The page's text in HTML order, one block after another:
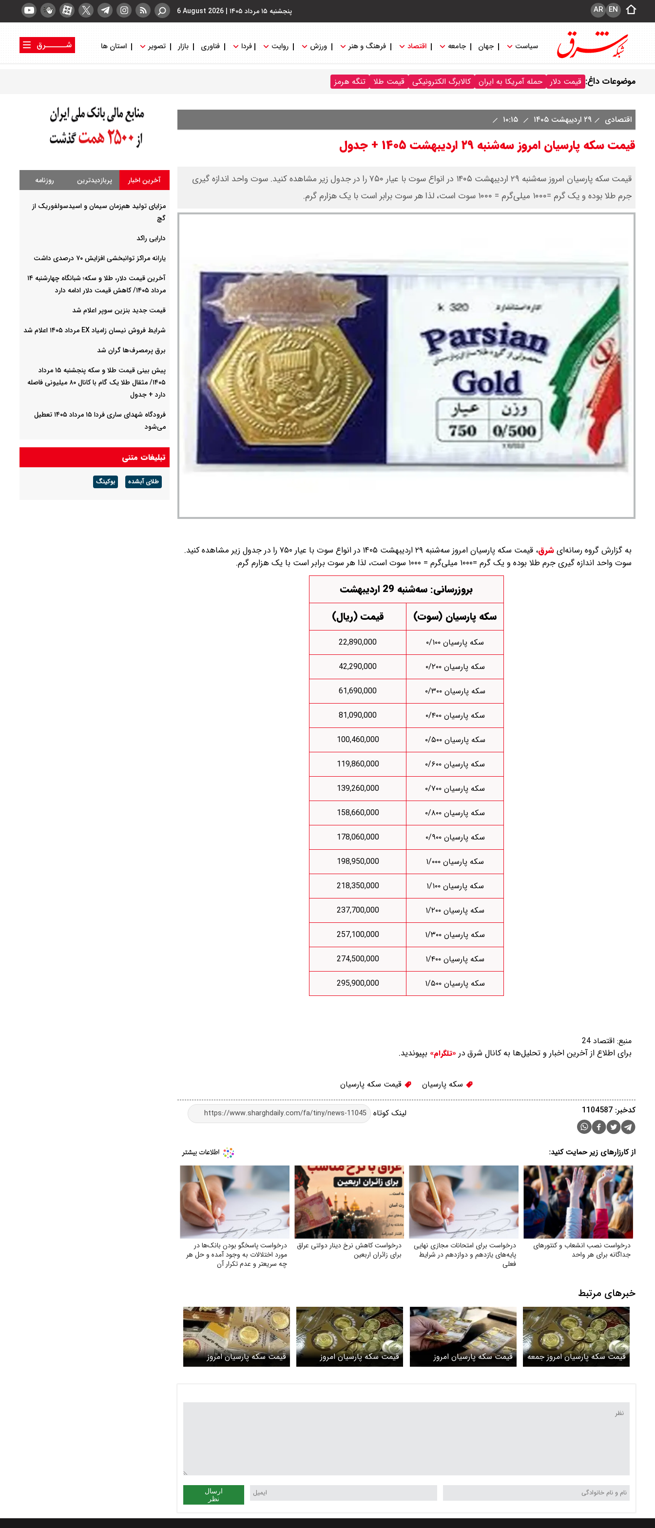
پنجشنبه ۱۵ مرداد ۱۴۰۵ |
6 August 2026 EN
AR
سیاست جهان جامعه اقتصاد فرهنگ و هنر ورزش روایت فردا فناوری بازار تصویر استان ها
شــــــرق
موضوعات داغ: قیمت دلار حمله آمریکا به ایران کالابرگ الکترونیکی قیمت طلا تنگه هرمز
اقتصادی ۲۹ اردیبهشت ۱۴۰۵
قیمت سکه پارسیان امروز سه‌شنبه ۲۹ اردیبهشت ۱۴۰۵ + جدول
قیمت سکه پارسیان امروز سه‌شنبه ۲۹ اردیبهشت ۱۴۰۵ در انواع سوت با عیار ۷۵۰ را در جدول زیر مشاهده کنید. سوت واحد اندازه گیری
جرم طلا بوده و یک گرم =۱۰۰۰ میلی‌گرم = ۱۰۰۰ سوت است، لذا هر سوت برابر است با یک هزارم گرم.
به گزارش گروه رسانه‌ایشرق،
قیمت سکه پارسیان امروز سه‌شنبه ۲۹ اردیبهشت ۱۴۰۵ در انواع سوت با عیار ۷۵۰ را در جدول زیر مشاهده کنید.
سوت واحد اندازه گیری جرم طلا بوده و یک گرم =۱۰۰۰ میلی‌گرم = ۱۰۰۰ سوت است، لذا هر سوت برابر است با یک هزارم گرم.
بروزرسانی: سه‌شنبه 29 اردیبهشت
سکه پارسیان (سوت)
قیمت (ریال)
سکه پارسیان ۰/۱۰۰
22,890,000
سکه پارسیان ۰/۲۰۰
42,290,000
سکه پارسیان ۰/۳۰۰
61,690,000
سکه پارسیان ۰/۴۰۰
81,090,000
سکه پارسیان ۰/۵۰۰
100,460,000
سکه پارسیان ۰/۶۰۰
119,860,000
سکه پارسیان ۰/۷۰۰
139,260,000
سکه پارسیان ۰/۸۰۰
158,660,000
سکه پارسیان ۰/۹۰۰
178,060,000
سکه پارسیان ۱/۰۰۰
198,950,000
سکه پارسیان ۱/۱۰۰
218,350,000
سکه پارسیان ۱/۲۰۰
237,700,000
سکه پارسیان ۱/۳۰۰
257,100,000
سکه پارسیان ۱/۴۰۰
274,500,000
سکه پارسیان ۱/۵۰۰
295,900,000
منبع: اقتصاد 24
برای اطلاع از آخرین اخبار و تحلیل‌ها به کانال شرق در «تلگرام» بپیوندید.
سکه پارسیان قیمت سکه پارسیان
لینک کوتاه کدخبر: 1104587
از کارزارهای زیر حمایت کنید:
درخواست نصب انشعاب و کنتورهای
جداگانه برای هر واحد
درخواست برای امتحانات مجازی نهایی
پایه‌های یازدهم و دوازدهم در شرایط
فعلی
درخواست کاهش نرخ دینار دولتی عراق
برای زائران اربعین
درخواست پاسخگو بودن بانک‌ها در
مورد اختلالات به وجود آمده و حل هر
چه سریعتر و عدم تکرار آن
خبرهای مرتبط
قیمت سکه پارسیان امروز جمعه
۲۵ اردیبهشت ۱۴۰۵ + جدول
قیمت سکه پارسیان امروز
سه‌شنبه ۲۲ اردیبهشت ۱۴۰۵ +
قیمت سکه پارسیان امروز
یکشنبه ۲۰ اردیبهشت ۱۴۰۵ +
قیمت سکه پارسیان امروز
پنجشنبه ۱۰ اردیبهشت ۱۴۰۵
ارسال
نظر
آخرین اخبار پربازدیدترین روزنامه
مزایای تولید هم‌زمان سیمان و اسیدسولفوریک از
گچ
دارایی راکد
یارانه مراکز توانبخشی افزایش ۷۰ درصدی داشت
آخرین قیمت دلار، طلا و سکه؛ شبانگاه چهارشنبه ۱۴
مرداد ۱۴۰۵/ کاهش قیمت دلار ادامه دارد
قیمت جدید بنزین سوپر اعلام شد
شرایط فروش نیسان زامیاد EX مرداد ۱۴۰۵ اعلام شد
برق پرمصرف‌ها گران شد
پیش‌ بینی قیمت طلا و سکه پنجشنبه ۱۵ مرداد
۱۴۰۵/ مثقال طلا یک گام با کانال ۸۰ میلیونی فاصله
دارد + جدول
فرودگاه شهدای ساری فردا ۱۵ مرداد ۱۴۰۵ تعطیل
می‌شود
ارزش سهام عدالت امروز چهارشنبه ۱۴ مرداد ۱۴۰۵
چقدر شد؟+ جدول
تبلیغات متنی
طلای آبشده بوکینگ